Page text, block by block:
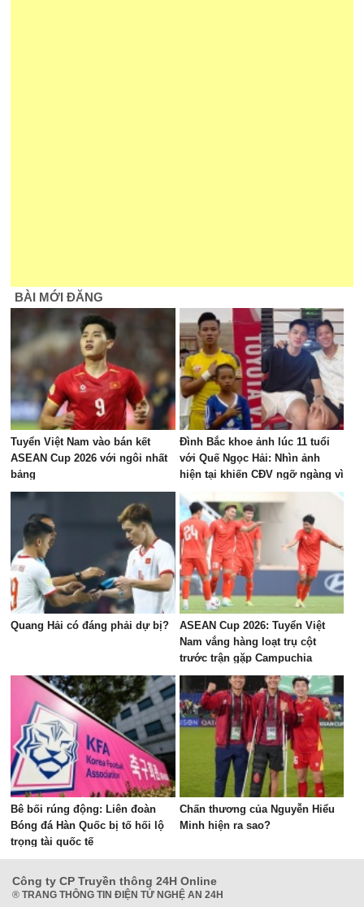
BÀI MỚI ĐĂNG
Tuyển Việt Nam vào bán kết
ASEAN Cup 2026 với ngôi nhất
bảng
Đình Bắc khoe ảnh lúc 11 tuổi
với Quế Ngọc Hải: Nhìn ảnh
hiện tại khiến CĐV ngỡ ngàng vì
dậy thì quá thành công
Quang Hải có đáng phải dự bị?
ASEAN Cup 2026: Tuyển Việt
Nam vắng hàng loạt trụ cột
trước trận gặp Campuchia
Bê bối rúng động: Liên đoàn
Bóng đá Hàn Quốc bị tố hối lộ
trọng tài quốc tế
Chấn thương của Nguyễn Hiểu
Minh hiện ra sao?
Công ty CP Truyền thông 24H Online
® TRANG THÔNG TIN ĐIỆN TỬ NGHỆ AN 24H